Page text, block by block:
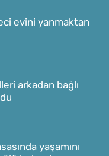
evini yanmaktan
arkadan bağlı
yaşamını